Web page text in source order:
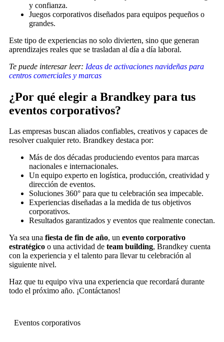
y confianza.
Juegos corporativos diseñados para equipos pequeños o
grandes.
Este tipo de experiencias no solo divierten, sino que generan
aprendizajes reales que se trasladan al día a día laboral.
Te puede interesar leer: Ideas de activaciones navideñas para
centros comerciales y marcas
¿Por qué elegir a Brandkey para tus
eventos corporativos?
Las empresas buscan aliados confiables, creativos y capaces de
resolver cualquier reto. Brandkey destaca por:
Más de dos décadas produciendo eventos para marcas
nacionales e internacionales.
Un equipo experto en logística, producción, creatividad y
dirección de eventos.
Soluciones 360° para que tu celebración sea impecable.
Experiencias diseñadas a la medida de tus objetivos
corporativos.
Resultados garantizados y eventos que realmente conectan.
Ya sea una fiesta de fin de año, un evento corporativo
estratégico o una actividad de team building, Brandkey cuenta
con la experiencia y el talento para llevar tu celebración al
siguiente nivel.
Haz que tu equipo viva una experiencia que recordará durante
todo el próximo año. ¡Contáctanos!
Eventos corporativos